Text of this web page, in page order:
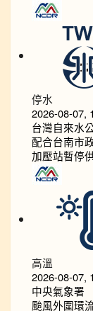
停水
2026-08-07,
台灣自來水
配合台南市
加壓站暫停
高溫
2026-08-07,
中央氣象署
颱風外圍環